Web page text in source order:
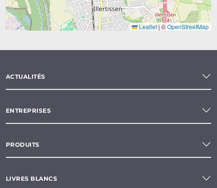
Leaflet|©OpenStreetMap
ACTUALITÉS
ENTREPRISES
PRODUITS
LIVRES BLANCS